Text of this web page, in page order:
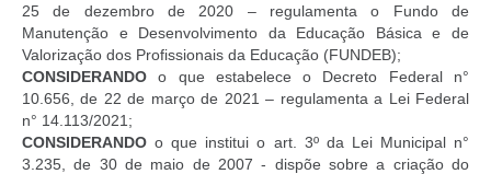
25 de dezembro de 2020 – regulamenta o Fundo de
Manutenção e Desenvolvimento da Educação Básica e de
Valorização dos Profissionais da Educação (FUNDEB);
CONSIDERANDO o que estabelece o Decreto Federal n°
10.656, de 22 de março de 2021 – regulamenta a Lei Federal
n° 14.113/2021;
CONSIDERANDOo que institui o art. 3º da Lei Municipal n°
3.235, de 30 de maio de 2007 - dispõe sobre a criação do